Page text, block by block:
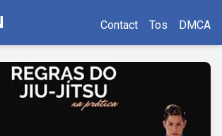
Contact Tos DMCA